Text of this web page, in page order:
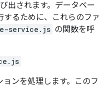
出されます。データベー
するために、これらのファ
service.js の関数を呼
ンを処理します。このフ